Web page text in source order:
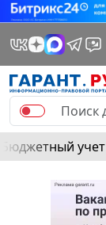
Бюджетный учет